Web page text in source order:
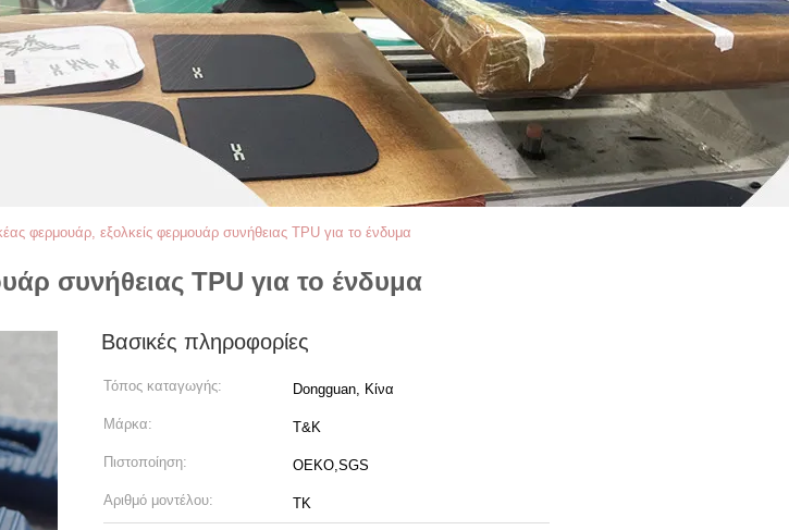
φερμουάρ, εξολκείς φερμουάρ συνήθειας TPU για το ένδυμα
συνήθειας TPU για το ένδυμα
Βασικές πληροφορίες
Τόπος καταγωγής: Dongguan, Κίνα
Μάρκα: T&K
Πιστοποίηση: OEKO,SGS
Αριθμό μοντέλου: TK